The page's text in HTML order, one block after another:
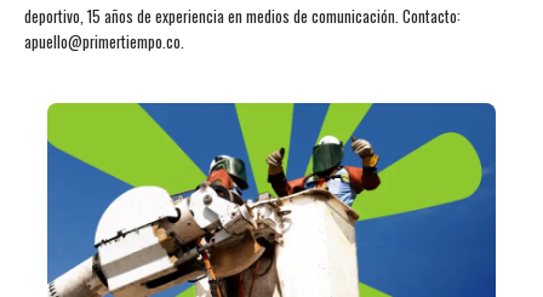
deportivo, 15 años de experiencia en medios de comunicación. Contacto:
apuello@primertiempo.co.